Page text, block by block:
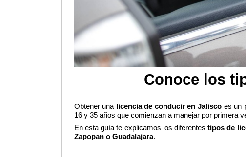
Conoce los
Obtener una licencia de conducir en Jalisco es un
16 y 35 años que comienzan a manejar por primera
En esta guía te explicamos los diferentes tipos de
Zapopan o Guadalajara.